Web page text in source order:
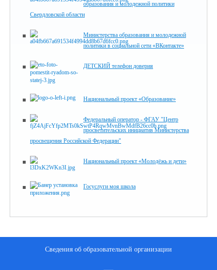
образования и молодежной политики
Свердловской области
Министерства образования и молодежной
политики в социальной сети «ВКонтакте»
ДЕТСКИЙ телефон доверия
Национальный проект «Образование»
Федеральный оператор - ФГАУ "Центр
просветительских инициатив Министерства
просвещения Российской Федерации"
Национальный проект «Молодёжь и дети»
Госуслуги моя школа
Сведения об образовательной организации